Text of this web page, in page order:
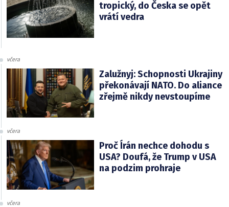
tropický, do Česka se opět
vrátí vedra
včera
Zalužnyj: Schopnosti Ukrajiny
překonávají NATO. Do aliance
zřejmě nikdy nevstoupíme
včera
Proč Írán nechce dohodu s
USA? Doufá, že Trump v USA
na podzim prohraje
včera